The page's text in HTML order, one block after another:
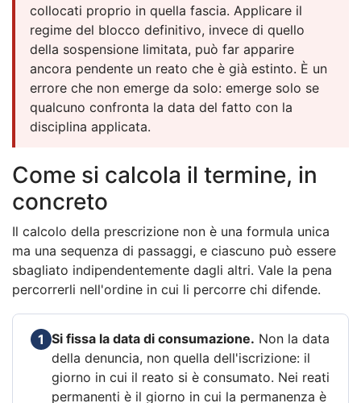
collocati proprio in quella fascia. Applicare il
regime del blocco definitivo, invece di quello
della sospensione limitata, può far apparire
ancora pendente un reato che è già estinto. È un
errore che non emerge da solo: emerge solo se
qualcuno confronta la data del fatto con la
disciplina applicata.
Come si calcola il termine, in
concreto
Il calcolo della prescrizione non è una formula unica
ma una sequenza di passaggi, e ciascuno può essere
sbagliato indipendentemente dagli altri. Vale la pena
percorrerli nell'ordine in cui li percorre chi difende.
1 Si fissa la data di consumazione. Non la data
della denuncia, non quella dell'iscrizione: il
giorno in cui il reato si è consumato. Nei reati
permanenti è il giorno in cui la permanenza è